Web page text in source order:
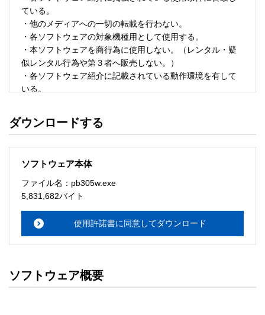
ている。
・他のメディアへの一切の転載を行わない。
・各ソフトウェアの対象機種用として使用する。
・本ソフトウェアを商行為に使用しない。（レンタル・疑
似レンタル行為や第３者へ販売しない。）
・各ソフトウェア紹介に記載されている動作環境を有して
いる。
・ソフトウェアを改変、またはリバースエンジニアリング
ソフトウェアのサポート
・本サーバでは、ユーザーサポートは行いません。搭載ソ
メーションセンターまでお願い
ルをお読み下さい。
ソフトウェアの保証範囲
・ソフトウェアのダウンロード・導入はお客様の責任にお
ダウンロードする
ソフトウェア本体
ファイル名：pb305w.exe
5,831,682バイト
使用許諾書に同意してダウンロード
ソフトウェア概要